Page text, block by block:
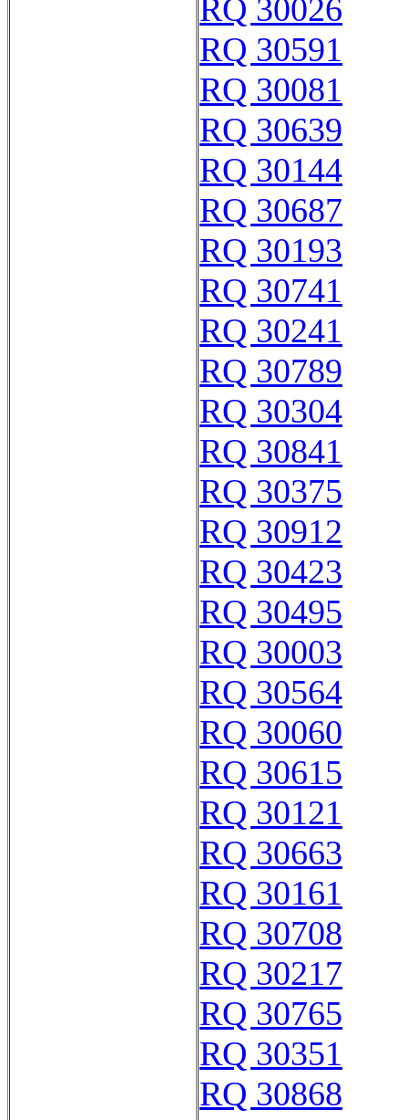
RQ 30026
RQ 30591
RQ 30081
RQ 30639
RQ 30144
RQ 30687
RQ 30193
RQ 30741
RQ 30241
RQ 30789
RQ 30304
RQ 30841
RQ 30375
RQ 30912
RQ 30423
RQ 30495
RQ 30003
RQ 30564
RQ 30060
RQ 30615
RQ 30121
RQ 30663
RQ 30161
RQ 30708
RQ 30217
RQ 30765
RQ 30351
RQ 30868